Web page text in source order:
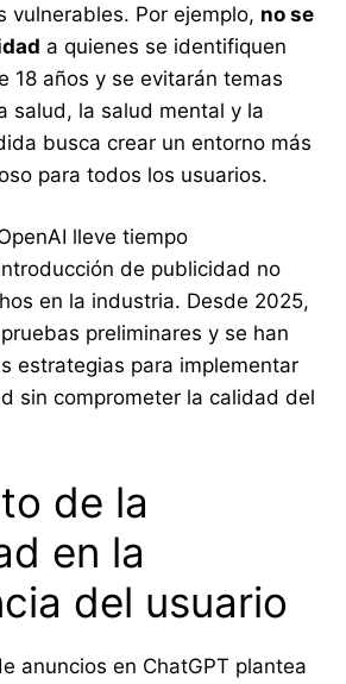
vulnerables. Por ejemplo, no se
a quienes se identifiquen
18 años y se evitarán temas
salud, la salud mental y la
busca crear un entorno más
para todos los usuarios.
lleve tiempo
de publicidad no
en la industria. Desde 2025,
preliminares y se han
estrategias para implementar
sin comprometer la calidad del
de la
en la
del usuario
anuncios en ChatGPT plantea